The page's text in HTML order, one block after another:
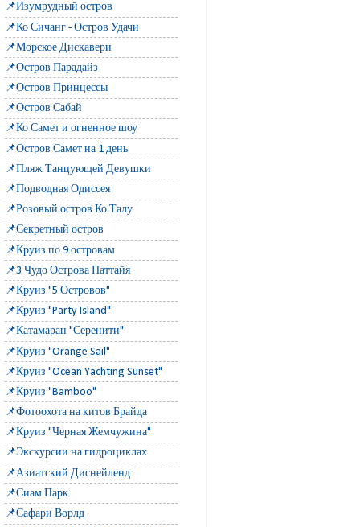
📌Изумрудный остров
📌Ко Сичанг - Остров Удачи
📌Морское Дискавери
📌Остров Парадайз
📌Остров Принцессы
📌Остров Сабай
📌Ко Самет и огненное шоу
📌Остров Самет на 1 день
📌Пляж Танцующей Девушки
📌Подводная Одиссея
📌Розовый остров Ко Талу
📌Секретный остров
📌Круиз по 9 островам
📌3 Чудо Острова Паттайя
📌Круиз "5 Островов"
📌Круиз "Party Island"
📌Катамаран "Серенити"
📌Круиз "Orange Sail"
📌Круиз "Ocean Yachting Sunset"
📌Круиз "Bamboo"
📌Фотоохота на китов Брайда
📌Круиз "Черная Жемчужина"
📌Экскурсии на гидроциклах
📌Азиатский Диснейленд
📌Сиам Парк
📌Сафари Ворлд